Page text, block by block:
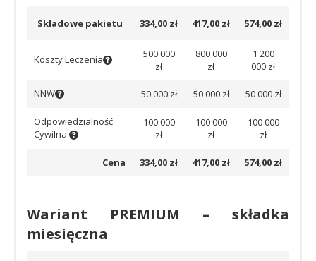
Składowe pakietu 334,00 zł 417,00 zł 574,00 zł
Koszty Leczenia
500 000
zł
800 000
zł
1 200
000 zł
NNW 50 000 zł 50 000 zł 50 000 zł
Odpowiedzialność
Cywilna
100 000
zł
100 000
zł
100 000
zł
Cena 334,00 zł 417,00 zł 574,00 zł
Wariant PREMIUM – składka
miesięczna